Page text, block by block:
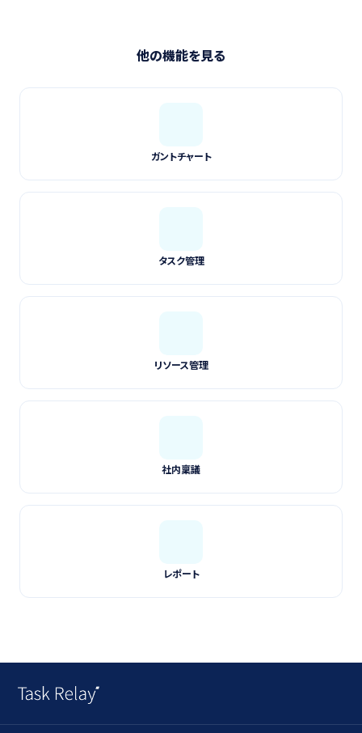
他の機能を見る
ガントチャート
タスク管理
リソース管理
社内稟議
レポート